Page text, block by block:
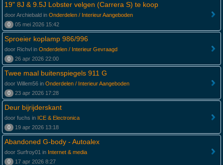
19" 8J & 9.5J Lobster velgen (Carrera S) te koop
door Archiebald in Onderdelen / Interieur Aangeboden
0
05 mei 2026 15:42
Sproeier koplamp 986/996
door Richvl in Onderdelen / Interieur Gevraagd
0
26 apr 2026 22:00
Twee maal buitenspiegels 911 G
door Willem56 in Onderdelen / Interieur Aangeboden
0
23 apr 2026 17:28
Deur bijrijderskant
door fuchs in ICE & Electronica
0
19 apr 2026 13:18
Abandoned G-body - Autoalex
door Surfroy01 in Internet & media
0
17 apr 2026 8:27